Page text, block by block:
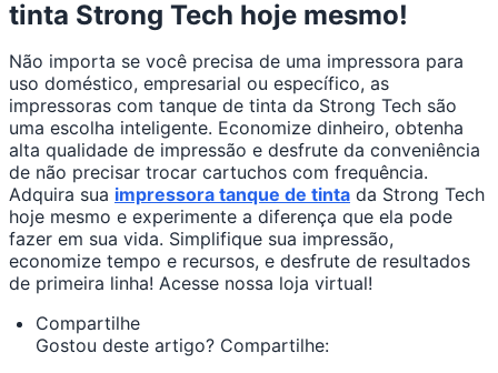
tinta Strong Tech hoje mesmo!
Não importa se você precisa de uma impressora para
uso doméstico, empresarial ou específico, as
impressoras com tanque de tinta da Strong Tech são
uma escolha inteligente. Economize dinheiro, obtenha
alta qualidade de impressão e desfrute da conveniência
de não precisar trocar cartuchos com frequência.
Adquira sua impressora tanque de tinta da Strong Tech
hoje mesmo e experimente a diferença que ela pode
fazer em sua vida. Simplifique sua impressão,
economize tempo e recursos, e desfrute de resultados
de primeira linha! Acesse nossa loja virtual!
Compartilhe
Gostou deste artigo? Compartilhe: